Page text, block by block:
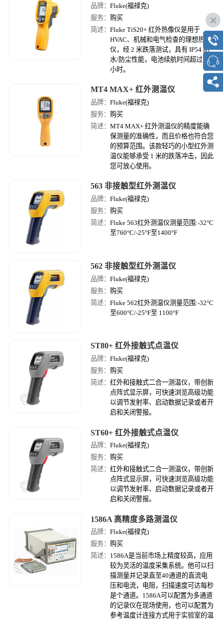
品牌：Fluke(福禄克)
服务： 购买
简述：Fluke TiS20+ 红外热像仪是用于
HVAC、机械和电气检查的理想热像
仪，经 2 米跌落测试，具有 IP54 防
水/防尘性能，电池续航时间超过 5
小时。
MT4 MAX+ 红外测温仪
品牌：Fluke(福禄克)
服务： 购买
简述：MT4 MAX+ 红外测温仪的精度能确
保测量的准确性，而且价格也符合您
的预算范围。该款轻巧的小型红外测
温仪能够承受 1 米的跌落冲击，因此
您可放心使用。
563 非接触型红外测温仪
品牌：Fluke(福禄克)
服务： 购买
简述：Fluke 563红外测温仪测量范围:-32°C
至760°C/-25°F至1400°F
562 非接触型红外测温仪
品牌：Fluke(福禄克)
服务： 购买
简述：Fluke 562红外测温仪测量范围:-32°C
至600°C/-25°F至 1100°F
ST80+ 红外接触式点温仪
品牌：Fluke(福禄克)
服务： 购买
简述：红外和接触式二合一测温仪，带创新
点阵式显示屏，可快速浏览高级功能
以调节发射率、启动数据记录或者开
启和关闭警报。
ST60+ 红外接触式点温仪
品牌：Fluke(福禄克)
服务： 购买
简述：红外和接触式二合一测温仪，带创新
点阵式显示屏，可快速浏览高级功能
以调节发射率、启动数据记录或者开
启和关闭警报。
1586A 高精度多路测温仪
品牌：Fluke(福禄克)
服务： 购买
简述： 1586A是当前市场上精度较高，应用
较为灵活的温度采集系统。他可以扫
描测量并记录直至40通道的直流电
压和电流，电阻，扫描速度可达每秒
是个通道。1586A可以配置为多通道
的记录仪在现场使用，也可以配置为
参考温度计连接方式用于实验室的温